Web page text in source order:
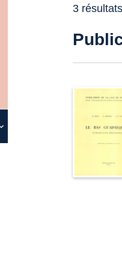
Sélectionnez
la
3